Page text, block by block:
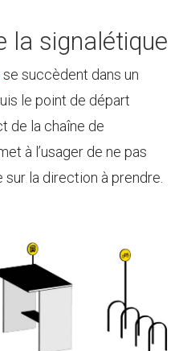
la signalétique
se succèdent dans un
le point de départ
de la chaîne de
à l’usager de ne pas
la direction à prendre.